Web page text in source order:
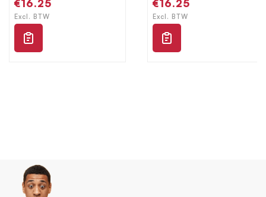
Normale
prijs
€16.25
Excl. BTW
Normale
prijs
€16.25
Excl. BTW